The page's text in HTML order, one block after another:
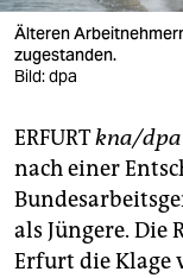
verlag
veranstaltungen
fragen & hilfe
unterstützen
abo
Älteren
zugestanden.
Bild: dpa
ERFURTkna/dpa
nach einer
als Jüngere. Die
Erfurt die Klage